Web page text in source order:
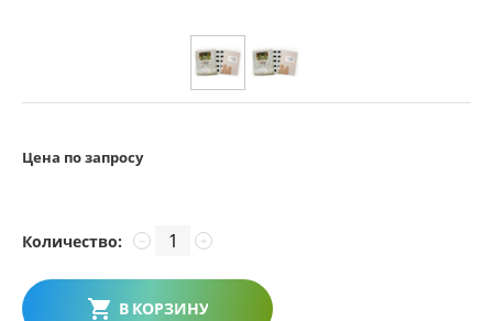
Цена по запросу
Количество: +
−
В КОРЗИНУ